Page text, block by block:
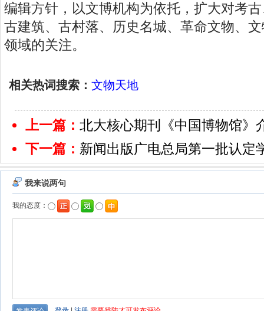
编辑方针，以文博机构为依托，扩大对考
古建筑、古村落、历史名城、革命文物、
领域的关注。
相关热词搜索： 文物天地
上一篇： 北大核心期刊《中国博物馆》
下一篇： 新闻出版广电总局第一批认定